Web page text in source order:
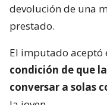
devolución de una
prestado.
El imputado aceptó
condición de que
conversar a solas